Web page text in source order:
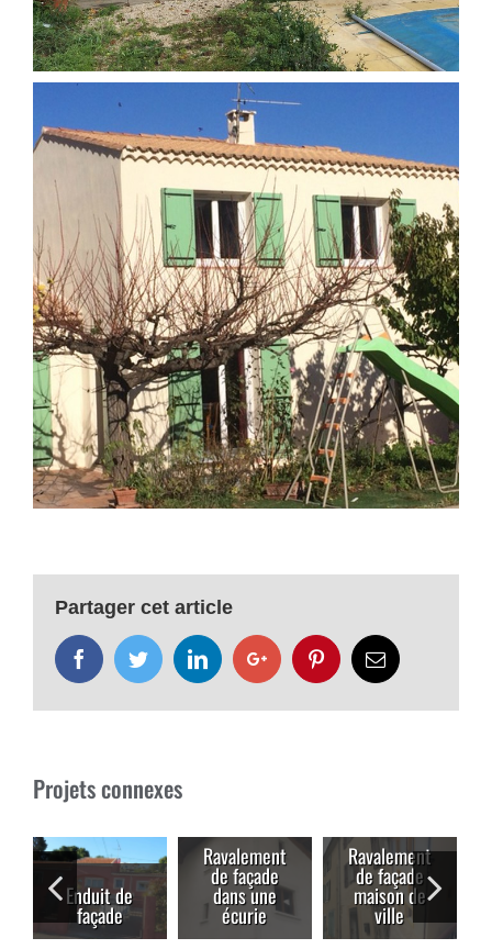
Partager cet article
FacebookTwitterLinkedInGoogle+ PinterestEmail
Projets connexes
Enduit de
façade
Ravalement
de façade
dans une
écurie
Ravalement
de façade
maison de
ville